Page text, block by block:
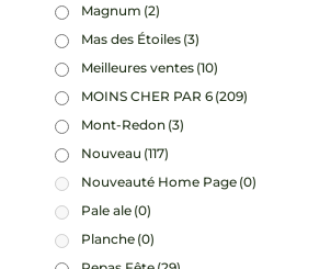
Magnum (2)
Mas des Étoiles (3)
Meilleures ventes (10)
MOINS CHER PAR 6 (209)
Mont-Redon (3)
Nouveau (117)
Nouveauté Home Page (0)
Pale ale (0)
Planche (0)